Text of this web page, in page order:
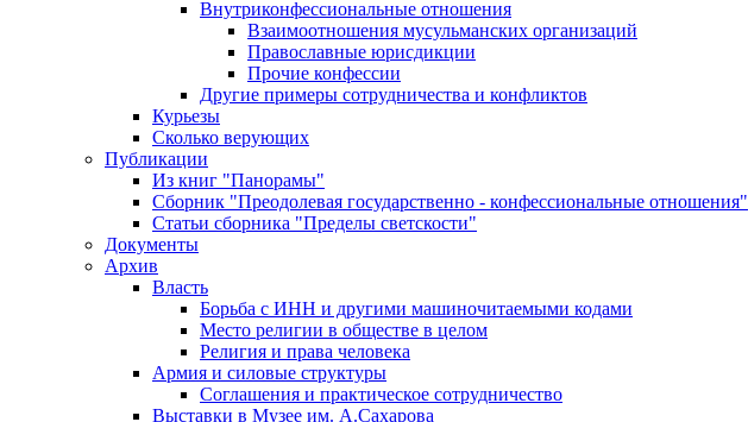
Внутриконфессиональные отношения
Взаимоотношения мусульманских организаций
Православные юрисдикции
Прочие конфессии
Другие примеры сотрудничества и конфликтов
Курьезы
Сколько верующих
Публикации
Из книг "Панорамы"
Сборник "Преодолевая государственно - конфессиональные отношения"
Статьи сборника "Пределы светскости"
Документы
Архив
Власть
Борьба с ИНН и другими машиночитаемыми кодами
Место религии в обществе в целом
Религия и права человека
Армия и силовые структуры
Соглашения и практическое сотрудничество
Выставки в Музее им. А.Сахарова